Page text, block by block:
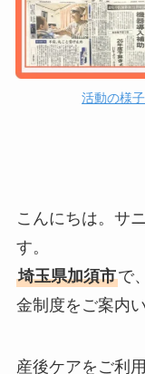
活動の様
こんにちは。サ
す。
埼玉県加須市で
金制度をご案内
産後ケアをご利